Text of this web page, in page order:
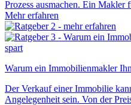
Prozess ausmachen. Ein Makler
Mehr erfahren
Warum ein Immobilienmakler
Der Verkauf einer Immobilie
Angelegenheit sein. Von der